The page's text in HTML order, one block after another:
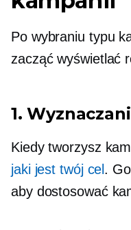
Po wybraniu typu
zacząć wyświetlać
1.
Kiedy tworzysz
jaki jest twój cel .
aby dostosować